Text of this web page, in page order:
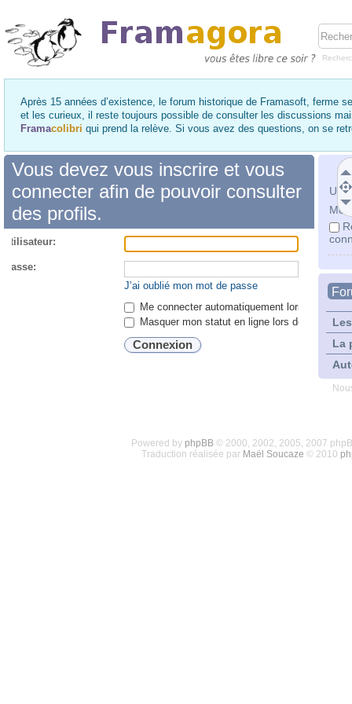
Après 15 années d’existence, le forum historique de Framasoft, ferme
et les curieux, il reste toujours possible de consulter les discussions
Framacolibri qui prend la relève. Si vous avez des questions, on se
Mot
La
Vous devez vous inscrire et vous
connecter afin de pouvoir consulter
des profils.
passe:
J’ai oublié mon mot de passe
Me connecter automatiquement lors de
Masquer mon statut en ligne lors de cette
Powered by phpBB© 2000, 2002, 2005, 2007
Traduction réalisée par Maël Soucaze © 2010